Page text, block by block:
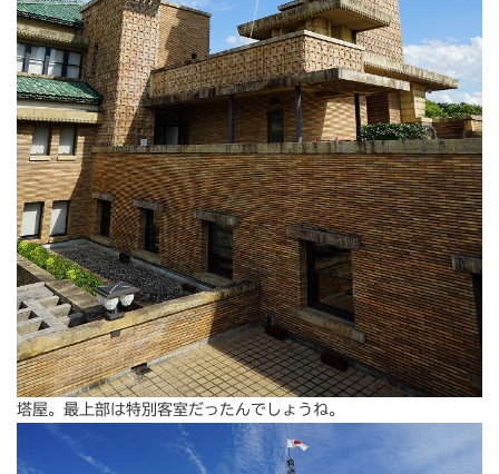
塔屋。最上部は特別客室だったんでしょうね。